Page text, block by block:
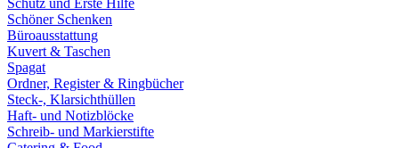
Schutz und Erste Hilfe
Schöner Schenken
Büroausstattung
Kuvert & Taschen
Spagat
Ordner, Register & Ringbücher
Steck-, Klarsichthüllen
Haft- und Notizblöcke
Schreib- und Markierstifte